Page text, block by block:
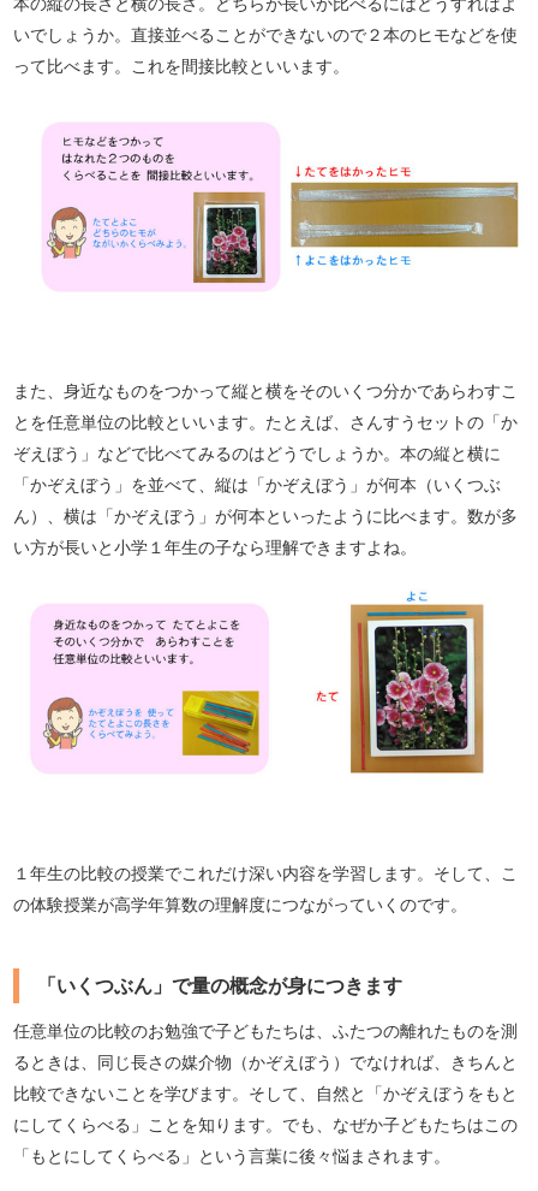
いでしょうか。直接並べることができないので２本のヒモなどを使
って比べます。これを間接比較といいます。
また、身近なものをつかって縦と横をそのいくつ分かであらわすこ
とを任意単位の比較といいます。たとえば、さんすうセットの「か
ぞえぼう」などで比べてみるのはどうでしょうか。本の縦と横に
「かぞえぼう」を並べて、縦は「かぞえぼう」が何本（いくつぶ
ん）、横は「かぞえぼう」が何本といったように比べます。数が多
い方が長いと小学１年生の子なら理解できますよね。
１年生の比較の授業でこれだけ深い内容を学習します。そして、こ
の体験授業が高学年算数の理解度につながっていくのです。
「いくつぶん」で量の概念が身につきます
任意単位の比較のお勉強で子どもたちは、ふたつの離れたものを測
るときは、同じ長さの媒介物（かぞえぼう）でなければ、きちんと
比較できないことを学びます。そして、自然と「かぞえぼうをもと
にしてくらべる」ことを知ります。でも、なぜか子どもたちはこの
「もとにしてくらべる」という言葉に後々悩まされます。